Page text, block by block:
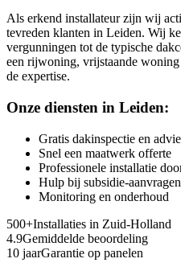
Als erkend installateur zijn wij
tevreden klanten in Leiden. Wij
vergunningen tot de typische
een rijwoning, vrijstaande
de expertise.
Onze diensten in Leiden:
Gratis dakinspectie en
Snel een maatwerk offerte
Professionele installatie
Hulp bij subsidie-aanvragen
Monitoring en onderhoud
500+Installaties in Zuid-Holland
4.9Gemiddelde beoordeling
10 jaarGarantie op panelen